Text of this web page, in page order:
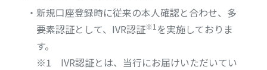
・新規口座登録時に従来の本人確認と合わせ、多
要素認証として、IVR認証※1 を実施しておりま
す。
※1 IVR認証とは、当行にお届けいただいてい